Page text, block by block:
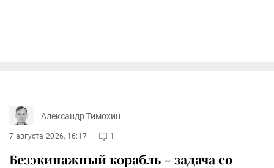
Александр Тимохин
7 августа 2026, 16:17 1
Безэкипажный корабль – задача со